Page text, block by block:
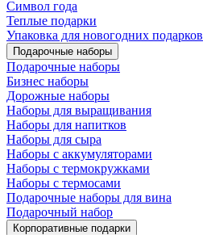
Символ года
Теплые подарки
Упаковка для новогодних подарков
Подарочные наборы
Подарочные наборы
Бизнес наборы
Дорожные наборы
Наборы для выращивания
Наборы для напитков
Наборы для сыра
Наборы с аккумуляторами
Наборы с термокружками
Наборы с термосами
Подарочные наборы для вина
Подарочный набор
Корпоративные подарки